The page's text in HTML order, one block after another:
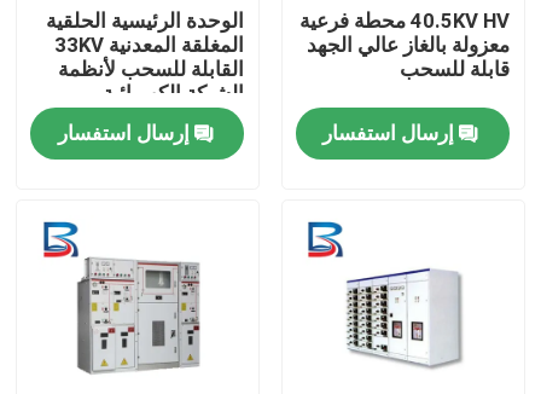
منزل
المنتجات
جولة في المعمل
ضبط الجودة
40.5KV HV محطة فرعية
معزولة بالغاز عالي الجهد
قابلة للسحب
إرسال استفسار
الوحدة الرئيسية الحلقية
المغلقة المعدنية 33KV
القابلة للسحب لأنظمة
الشبكة الكهربائية
إرسال استفسار